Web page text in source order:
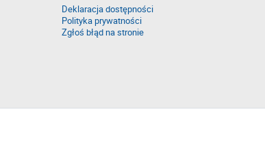
Deklaracja dostępności
Polityka prywatności
Zgłoś błąd na stronie